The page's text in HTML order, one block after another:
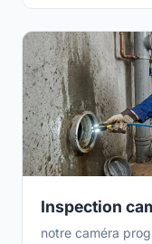
Inspection
notre caméra